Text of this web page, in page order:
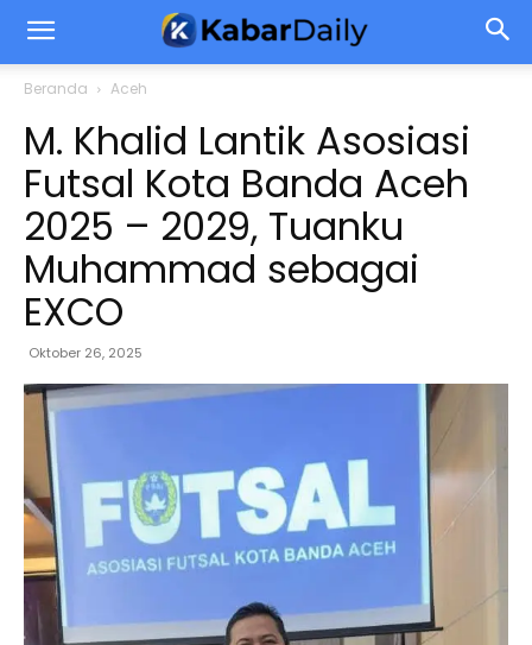
Beranda Aceh
M. Khalid Lantik Asosiasi
Futsal Kota Banda Aceh
2025 – 2029, Tuanku
Muhammad sebagai
EXCO
Oktober 26, 2025